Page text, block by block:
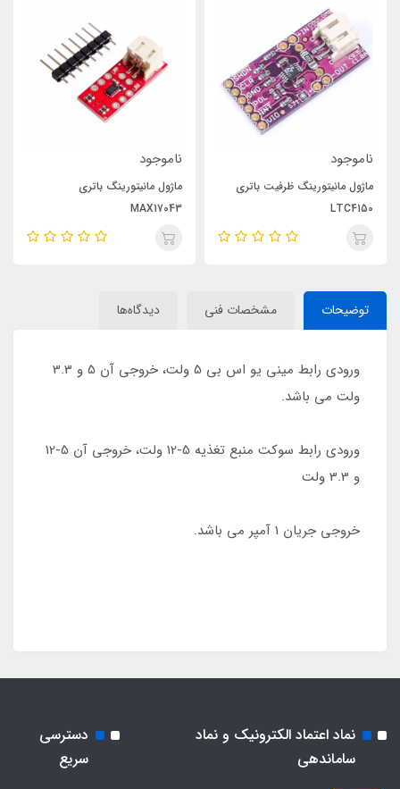
ناموجود
ماژول مانیتورینگ ظرفیت باتری
LTC4150
ناموجود
ماژول مانیتورینگ باتری
MAX17043
توضیحات مشخصات فنی دیدگاه‌ها
ورودی رابط مینی یو اس بی 5 ولت، خروجی آن 5 و 3.3
ولت می باشد.
ورودی رابط سوکت منبع تغذیه 5-12 ولت، خروجی آن 5-12
و 3.3 ولت
خروجی جریان 1 آمپر می باشد.
نماد اعتماد الکترونیک و نماد
ساماندهی
دسترسی
سریع